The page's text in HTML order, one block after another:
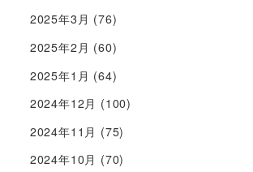
2025年3月 (76)
2025年2月 (60)
2025年1月 (64)
2024年12月 (100)
2024年11月 (75)
2024年10月 (70)